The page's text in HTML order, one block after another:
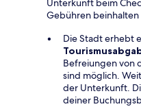
Unterkunft beim
Gebühren
Die Stadt erhebt
Befreiungen von
sind möglich.
der Unterkunft.
deiner